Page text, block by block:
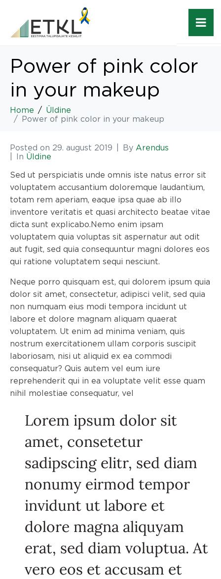
Power of pink color
in your makeup
Home
Üldine
Power of pink color in your makeup
Posted on 29. august 2019 By Arendus
In Üldine
Sed ut perspiciatis unde omnis iste natus error sit
voluptatem accusantium doloremque laudantium,
totam rem aperiam, eaque ipsa quae ab illo
inventore veritatis et quasi architecto beatae vitae
dicta sunt explicabo.Nemo enim ipsam
voluptatem quia voluptas sit aspernatur aut odit
aut fugit, sed quia consequuntur magni dolores eos
qui ratione voluptatem sequi nesciunt.
Neque porro quisquam est, qui dolorem ipsum quia
dolor sit amet, consectetur, adipisci velit, sed quia
non numquam eius modi tempora incidunt ut
labore et dolore magnam aliquam quaerat
voluptatem. Ut enim ad minima veniam, quis
nostrum exercitationem ullam corporis suscipit
laboriosam, nisi ut aliquid ex ea commodi
consequatur? Quis autem vel eum iure
reprehenderit qui in ea voluptate velit esse quam
nihil molestiae consequatur, vel
Lorem ipsum dolor sit
amet, consetetur
sadipscing elitr, sed diam
nonumy eirmod tempor
invidunt ut labore et
dolore magna aliquyam
erat, sed diam voluptua. At
vero eos et accusam et